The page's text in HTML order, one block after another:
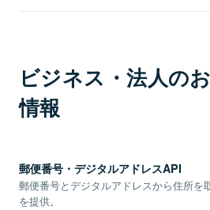
ビジネス・法人の
情報
郵便番号・デジタルアドレスAPI
郵便番号とデジタルアドレスから住所を
を提供。